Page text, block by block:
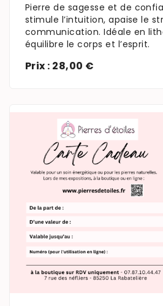
Pierre de sagesse et de
stimule l’intuition, apaise le
communication. Idéale en
équilibre le corps et l’esprit.
Prix : 28,00 €
En savoir